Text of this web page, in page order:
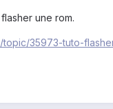
une rom.
topic/35973-tuto-